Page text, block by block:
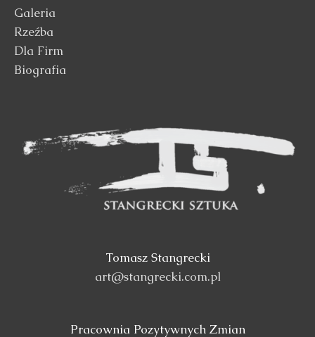
Galeria
Rzeźba
Dla Firm
Biografia
Tomasz Stangrecki
art@stangrecki.com.pl
Pracownia Pozytywnych Zmian